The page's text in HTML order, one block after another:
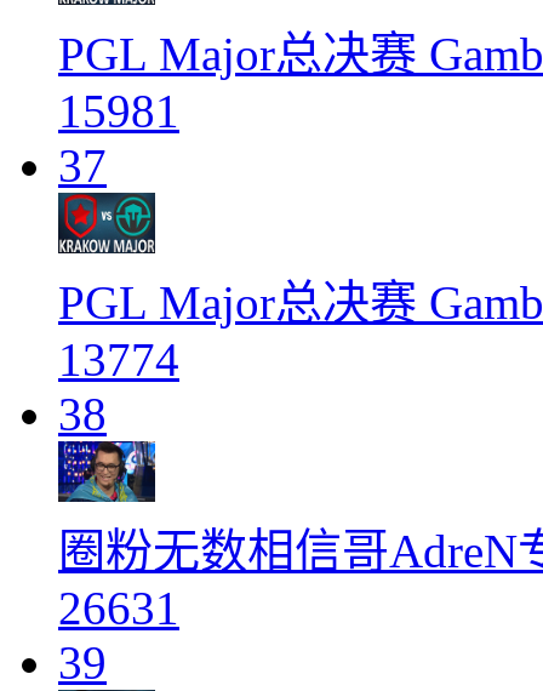
PGL Major总决赛
15981
37
PGL Major总决赛
13774
38
圈粉无数相信哥
26631
39